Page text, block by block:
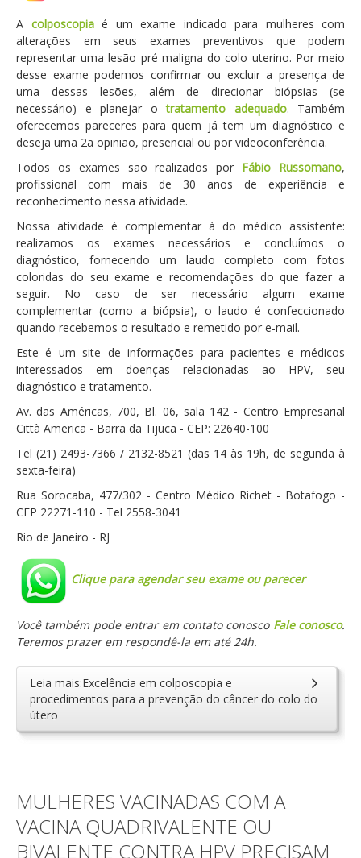
A colposcopia é um exame indicado para mulheres com
alterações em seus exames preventivos que podem
representar uma lesão pré maligna do colo uterino. Por meio
desse exame podemos confirmar ou excluir a presença de
uma dessas lesões, além de direcionar biópsias (se
necessário) e planejar otratamento adequado. Também
oferecemos pareceres para quem já tem um diagnóstico e
deseja uma 2a opinião, presencial ou por videoconferência.
Todos os exames são realizados por Fábio Russomano,
profissional com mais de 30 anos de experiência e
reconhecimento nessa atividade.
Nossa atividade é complementar à do médico assistente:
realizamos os exames necessários e concluímos o
diagnóstico, fornecendo um laudo completo com fotos
coloridas do seu exame e recomendações do que fazer a
seguir. No caso de ser necessário algum exame
complementar (como a biópsia), o laudo é confeccionado
quando recebemos o resultado e remetido por e-mail.
Este é um site de informações para pacientes e médicos
interessados em doenças relacionadas ao HPV, seu
diagnóstico e tratamento.
Av. das Américas, 700, Bl. 06, sala 142 - Centro Empresarial
Città America - Barra da Tijuca - CEP: 22640-100
Tel (21) 2493-7366 / 2132-8521 (das 14 às 19h, de segunda à
sexta-feira)
Rua Sorocaba, 477/302 - Centro Médico Richet - Botafogo -
CEP 22271-110 - Tel 2558-3041
Rio de Janeiro - RJ
Clique para agendar seu exame ou parecer
Você também pode entrar em contato conosco Fale conosco.
Teremos prazer em respondê-la em até 24h.
Leia mais:Excelência em colposcopia e
procedimentos para a prevenção do câncer do colo do
útero
MULHERES VACINADAS COM A
VACINA QUADRIVALENTE OU
BIVALENTE CONTRA HPV PRECISAM